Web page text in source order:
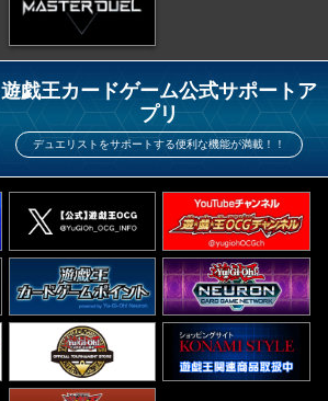
遊戯王カードゲーム公式サポートア
プリ
デュエリストをサポートする便利な機能が満載！！